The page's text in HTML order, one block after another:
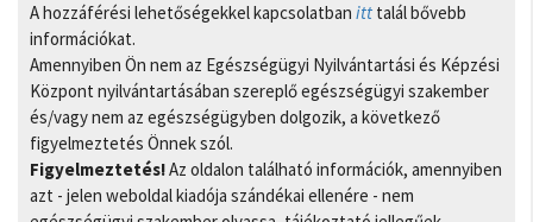
A hozzáférési lehetőségekkel kapcsolatban itt talál bővebb
információkat.
Amennyiben Ön nem az Egészségügyi Nyilvántartási és Képzési
Központ nyilvántartásában szereplő egészségügyi szakember
és/vagy nem az egészségügyben dolgozik, a következő
figyelmeztetés Önnek szól.
Figyelmeztetés!Az oldalon található információk, amennyiben
azt - jelen weboldal kiadója szándékai ellenére - nem